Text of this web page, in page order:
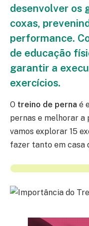
desenvolver os
coxas,
performance.
de educação
garantir a
exercícios.
O treino de perna é
pernas e melhorar
vamos explorar 15
fazer tanto em casa